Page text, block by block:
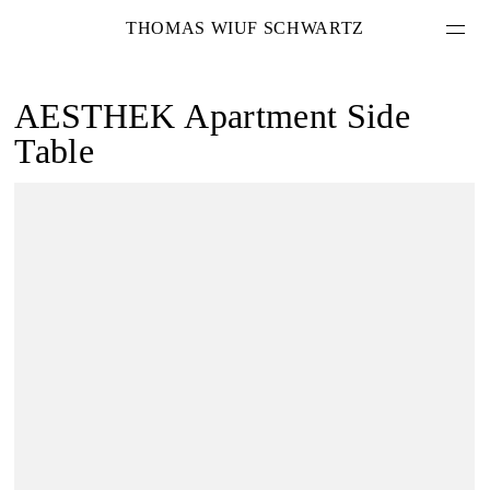
THOMAS WIUF SCHWARTZ
AESTHEK Apartment Side
Table